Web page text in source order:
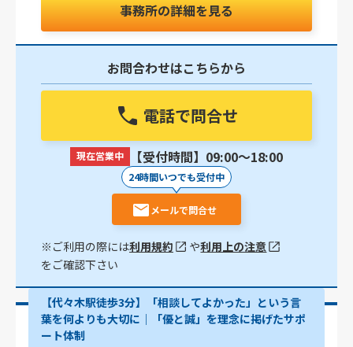
事務所の詳細を見る
お問合わせはこちらから
電話で問合せ
現在営業中 【受付時間】09:00〜18:00
24時間いつでも受付中
メールで問合せ
※ご利用の際には利用規約 や利用上の注意
をご確認下さい
【代々木駅徒歩3分】「相談してよかった」という言
葉を何よりも大切に｜「優と誠」を理念に掲げたサポ
ート体制